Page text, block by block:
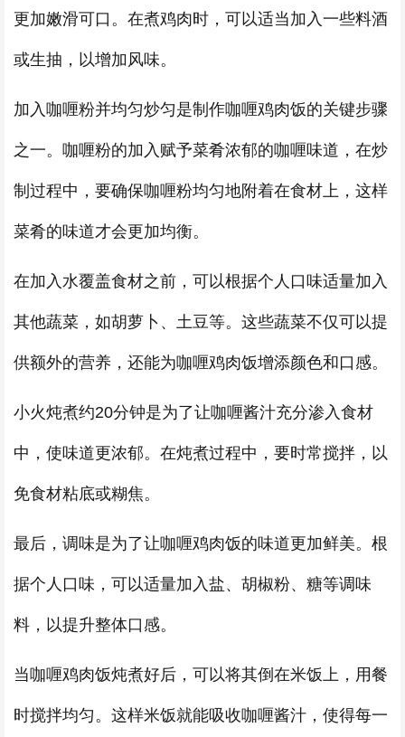
更加嫩滑可口。在煮鸡肉时，可以适当加入一些料酒
或生抽，以增加风味。
加入咖喱粉并均匀炒匀是制作咖喱鸡肉饭的关键步骤
之一。咖喱粉的加入赋予菜肴浓郁的咖喱味道，在炒
制过程中，要确保咖喱粉均匀地附着在食材上，这样
菜肴的味道才会更加均衡。
在加入水覆盖食材之前，可以根据个人口味适量加入
其他蔬菜，如胡萝卜、土豆等。这些蔬菜不仅可以提
供额外的营养，还能为咖喱鸡肉饭增添颜色和口感。
小火炖煮约20分钟是为了让咖喱酱汁充分渗入食材
中，使味道更浓郁。在炖煮过程中，要时常搅拌，以
免食材粘底或糊焦。
最后，调味是为了让咖喱鸡肉饭的味道更加鲜美。根
据个人口味，可以适量加入盐、胡椒粉、糖等调味
料，以提升整体口感。
当咖喱鸡肉饭炖煮好后，可以将其倒在米饭上，用餐
时搅拌均匀。这样米饭就能吸收咖喱酱汁，使得每一